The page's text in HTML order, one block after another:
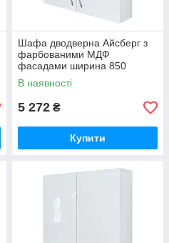
Шафа дводверна Айсберг з
фарбованими МДФ
фасадами ширина 850
МАКСІ-Мебель (5102709)
В наявності
5 272 ₴
Купити